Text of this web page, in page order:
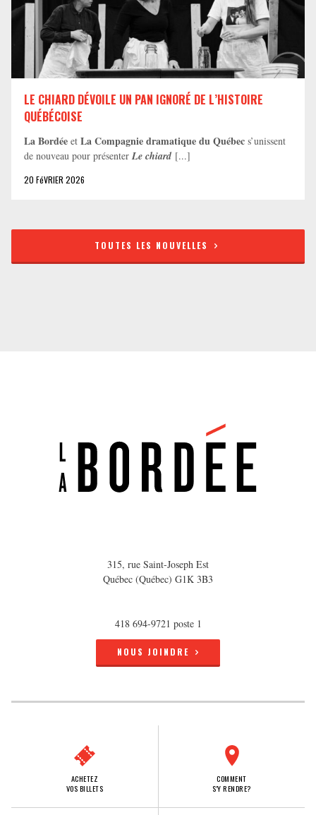
LE CHIARD DÉVOILE UN PAN IGNORÉ DE L’HISTOIRE
QUÉBÉCOISE
La Bordée et La Compagnie dramatique du Québec s’unissent
de nouveau pour présenter Le chiard [...]
20 FéVRIER 2026
TOUTES LES NOUVELLES
315, rue Saint-Joseph Est
Québec (Québec) G1K 3B3
418 694-9721 poste 1
NOUS JOINDRE
ACHETEZ
VOS BILLETS
COMMENT
S'Y RENDRE?